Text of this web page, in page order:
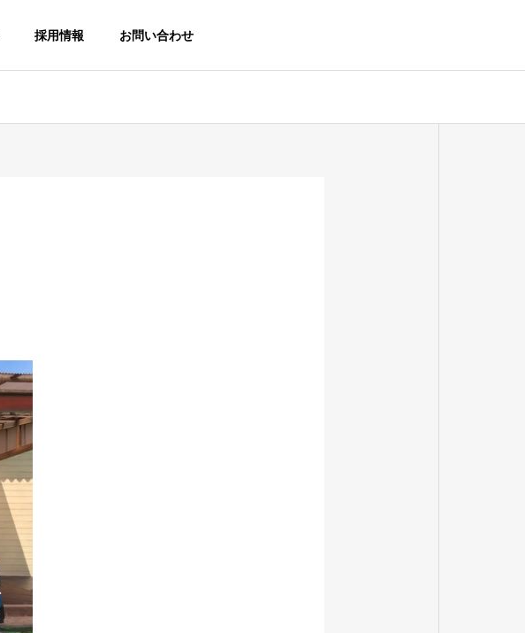
採用情報 お問い合わせ